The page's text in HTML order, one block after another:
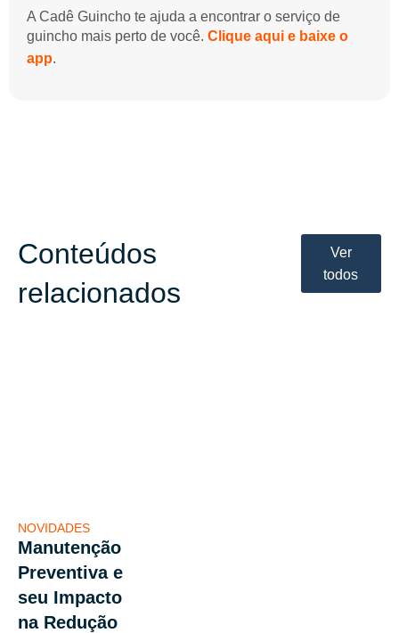
A Cadê Guincho te ajuda a encontrar o serviço de
guincho mais perto de você. Clique aqui e baixe o
app.
Conteúdos
relacionados
Ver
todos
NOVIDADES
Manutenção
Preventiva e
seu Impacto
na Redução